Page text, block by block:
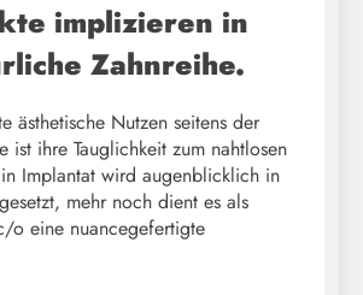
implizieren in
Zahnreihe.
ästhetische Nutzen seitens der
ist ihre Tauglichkeit zum nahtlosen
Implantat wird augenblicklich in
mehr noch dient es als
o eine nuancegefertigte